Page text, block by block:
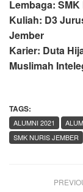
Lembaga:
Kuliah: D3
Jember
Karier: Duta
Muslimah
TAGS:
ALUMNI 2021
SMK NURIS JEMBER